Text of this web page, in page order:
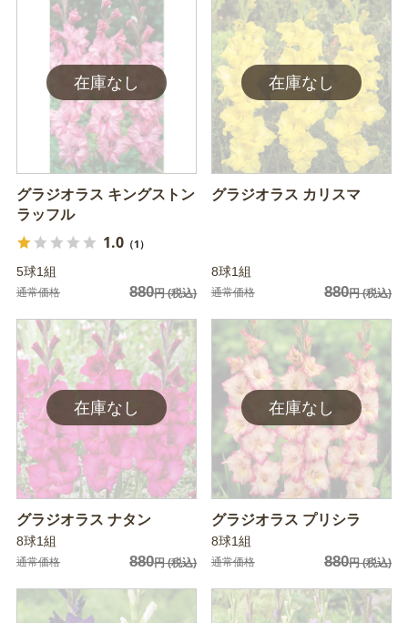
グラジオラス キングストン
ラッフル
1.0（1）
5球1組
通常価格 880円(税込)
グラジオラス カリスマ
8球1組
通常価格 880円(税込)
グラジオラス ナタン
8球1組
通常価格 880円(税込)
グラジオラス プリシラ
8球1組
通常価格 880円(税込)